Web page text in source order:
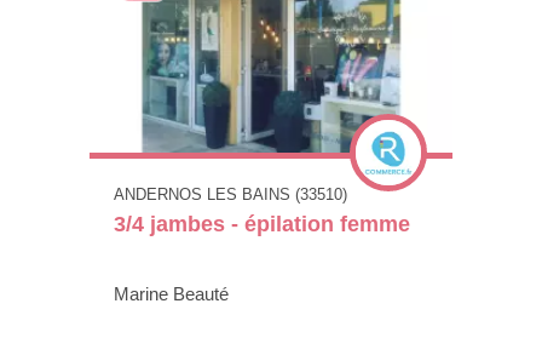
ANDERNOS LES BAINS (33510)
3/4 jambes - épilation femme
Marine Beauté